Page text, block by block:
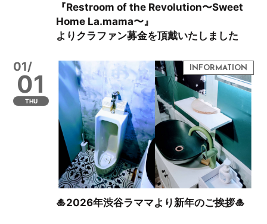
『Restroom of the Revolution〜Sweet
Home La.mama〜』
よりクラファン募金を頂戴いたしました
01/
01
THU
🎍2026年渋谷ラママより新年のご挨拶🎍